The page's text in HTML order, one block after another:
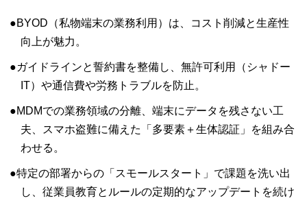
BYOD（私物端末の業務利用）は、コスト削減と生産性
向上が魅力。
ガイドラインと誓約書を整備し、無許可利用（シャドー
IT）や通信費や労務トラブルを防止。
MDMでの業務領域の分離、端末にデータを残さない工
夫、スマホ盗難に備えた「多要素＋生体認証」を組み合
わせる。
特定の部署からの「スモールスタート」で課題を洗い出
し、従業員教育とルールの定期的なアップデートを続け